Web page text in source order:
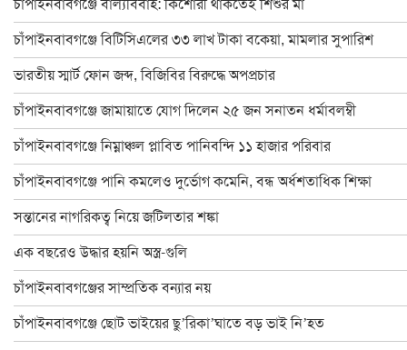
ইসির নির্বাচনী রোডম্যাপে যা থাকছে
বাংলাদেশ জাতীয় অন্ধ কল্যাণ সমিতি চাঁপাইনবাবগঞ্জ শাখার নবনির্বাচিত
চাঁপাইনবাবগঞ্জে স্বেচ্ছাসেবক দলের মতবিনিময় সভা অনুষ্ঠিত
চাঁপাইনবাবগঞ্জে বিদ্যুৎস্পৃষ্টে প্রাণ গেলো মা-মেয়ের
ডাকসু নির্বাচনে লড়ছেন চাঁপাইনবাবগঞ্জের ৯ শিক্ষার্থী
চাঁপাইনবাবগঞ্জ ফোরামের ৩৯ সদস্য বিশিষ্ট কমিটি গঠন : সভাপতি বুলবুল
চাঁপাইনবাবগঞ্জে বানভাসি পরিবারের মাঝে ত্রাণ বিতরণ
২৪ ঘণ্টায় চাঁপাইনবাবগঞ্জে পদ্মার পানি কমেছে ২৫ সেন্টিমিটার
ঐতিহ্যের সাক্ষী ৫০০ বছরের পুরাতন সোনামসজিদ
চাঁপাইনবাবগঞ্জে বাল্যবিবাহ: কিশোরী থাকতেই শিশুর মা
চাঁপাইনবাবগঞ্জে বিটিসিএলের ৩৩ লাখ টাকা বকেয়া, মামলার সুপারিশ
ভারতীয় স্মার্ট ফোন জব্দ, বিজিবির বিরুদ্ধে অপপ্রচার
চাঁপাইনবাবগঞ্জে জামায়াতে যোগ দিলেন ২৫ জন সনাতন ধর্মাবলম্বী
চাঁপাইনবাবগঞ্জে নিম্নাঞ্চল প্লাবিত পানিবন্দি ১১ হাজার পরিবার
চাঁপাইনবাবগঞ্জে পানি কমলেও দুর্ভোগ কমেনি, বন্ধ অর্ধশতাধিক শিক্ষা
সন্তানের নাগরিকত্ব নিয়ে জটিলতার শঙ্কা
এক বছরেও উদ্ধার হয়নি অস্ত্র-গুলি
চাঁপাইনবাবগঞ্জের সাম্প্রতিক বন্যার নয়
চাঁপাইনবাবগঞ্জে ছোট ভাইয়ের ছু’রিকা’ঘাতে বড় ভাই নি’হত